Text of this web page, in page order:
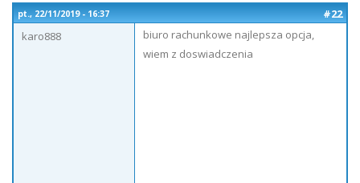
pt., 22/11/2019 - 16:37
#22
karo888
biuro rachunkowe najlepsza opcja,
wiem z doswiadczenia